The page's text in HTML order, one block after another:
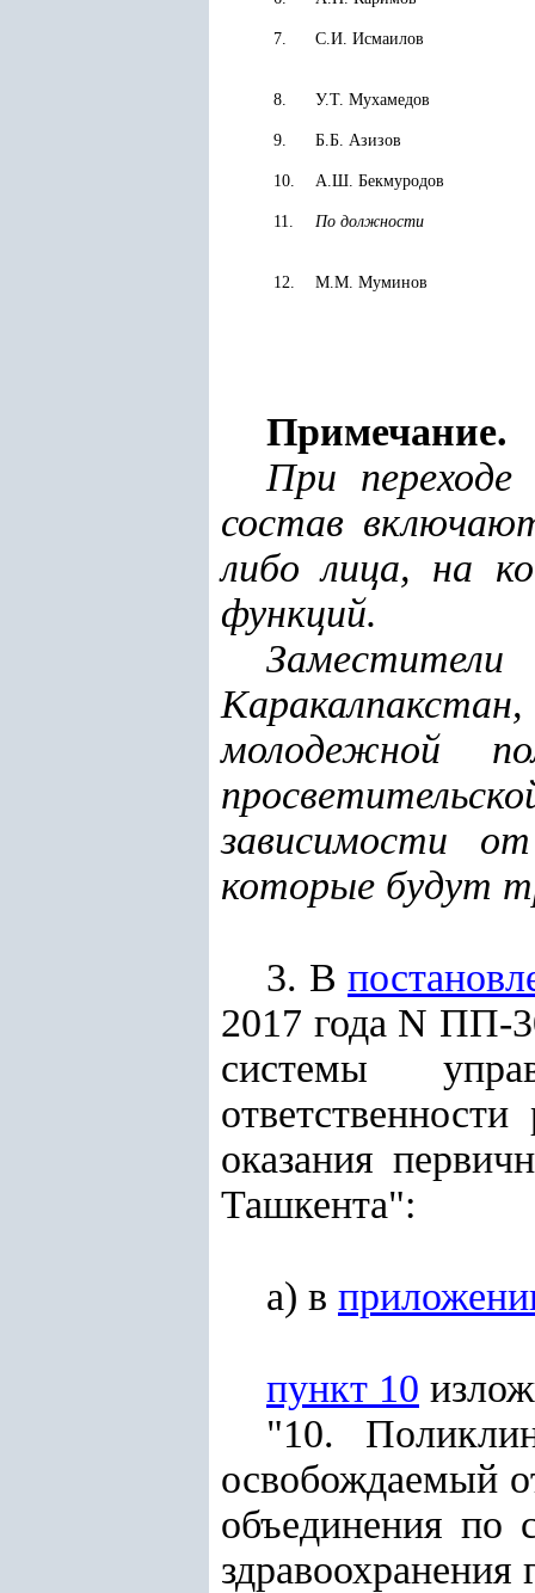
7. С.И. Исмаилов
8. У.Т. Мухамедов
9. Б.Б. Азизов
10. А.Ш. Бекмуродов
11. По должности
12. М.М. Муминов
Примечание.
При
состав
либо лица, на
функций.
молодежной
зависимости
которые будут
3. В
2017 года N ПП-
системы
оказания
Ташкента":
а) в
пункт 10
"10.
освобождаемый
объединения по